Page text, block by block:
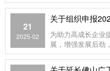
21
2025-02
为助力高成长企业
展，增强发展后劲
群，推动产业高质